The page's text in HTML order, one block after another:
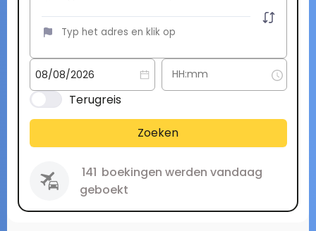
Terugreis
Zoeken
141 boekingen werden vandaag
geboekt